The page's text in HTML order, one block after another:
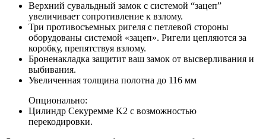
Верхний сувальдный замок с системой “зацеп”
увеличивает сопротивление к взлому.
Три противосъемных ригеля с петлевой стороны
оборудованы системой «зацеп». Ригели цепляются за
коробку, препятствуя взлому.
Броненакладка защитит ваш замок от высверливания и
выбивания.
Увеличенная толщина полотна до 116 мм
Опционально:
Цилиндр Секуремме K2 с возможностью
перекодировки.